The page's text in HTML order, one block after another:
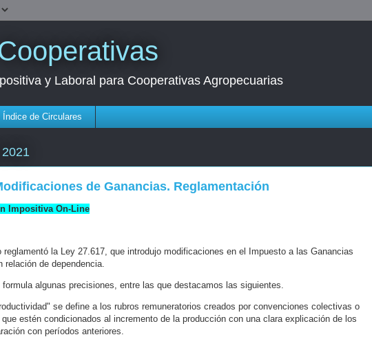
y Laboral para Cooperativas Agropecuarias
Índice de Circulares
de Ganancias. Reglamentación
Impositiva On-Line
reglamentó la Ley 27.617, que introdujo modificaciones en el Impuesto a las Ganancias
relación de dependencia.
formula algunas precisiones, entre las que destacamos las siguientes.
se define a los rubros remuneratorios creados por convenciones colectivas o
estén condicionados al incremento de la producción con una clara explicación de los
con períodos anteriores.